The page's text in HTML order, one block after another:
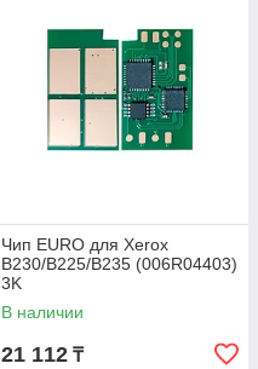
Чип EURO для Xerox
B230/B225/B235 (006R04403)
3K
В наличии
21 112 ₸